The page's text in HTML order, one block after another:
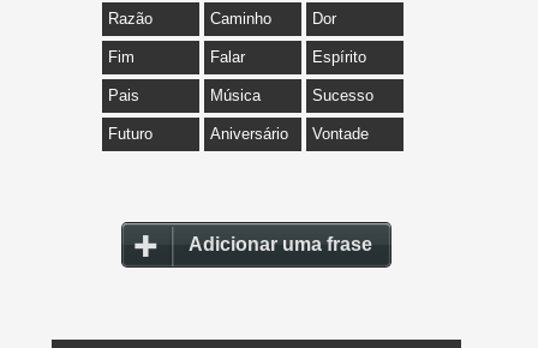
Razão Caminho Dor
Fim Falar Espírito
Pais Música Sucesso
Futuro Aniversário Vontade
Adicionar uma frase